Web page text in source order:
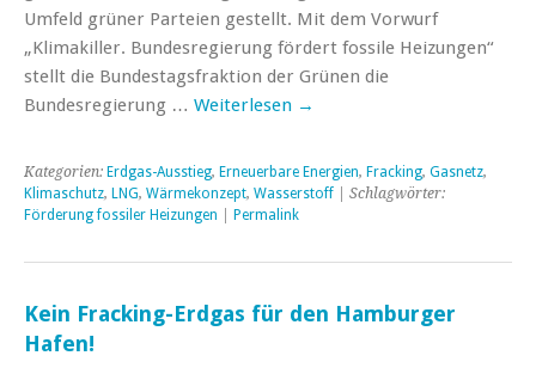
Umfeld grüner Parteien gestellt. Mit dem Vorwurf
„Klimakiller. Bundesregierung fördert fossile Heizungen“
stellt die Bundestagsfraktion der Grünen die
Bundesregierung … Weiterlesen →
Kategorien: Erdgas-Ausstieg, Erneuerbare Energien, Fracking, Gasnetz,
Klimaschutz, LNG, Wärmekonzept, Wasserstoff | Schlagwörter:
Förderung fossiler Heizungen
Permalink
Kein Fracking-Erdgas für den Hamburger
Hafen!